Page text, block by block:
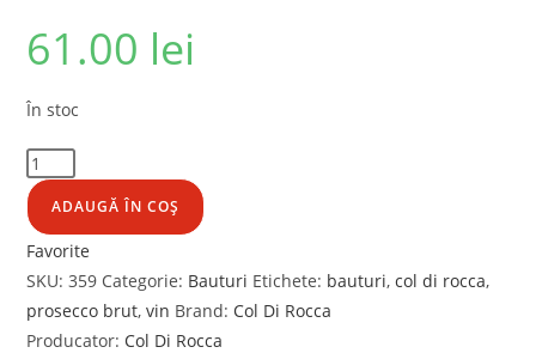
61.00 lei
În stoc
ADAUGĂ ÎN COȘ
Favorite
SKU:359 Categorie: Bauturi Etichete: bauturi,col di rocca,
prosecco brut,vin Brand: Col Di Rocca
Producator: Col Di Rocca